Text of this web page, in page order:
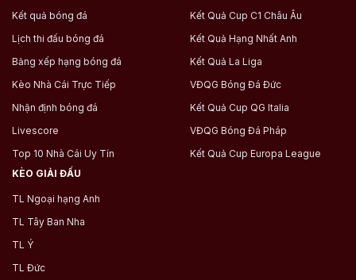
Kết quả bóng đá
Lịch thi đấu bóng đá
Bảng xếp hạng bóng đá
Kèo Nhà Cái Trực Tiếp
Nhận định bóng đá
Livescore
Top 10 Nhà Cái Uy Tín
Kết Quả Cup C1 Châu Âu
Kết Quả Hạng Nhất Anh
Kết Quả La Liga
VĐQG Bóng Đá Đức
Kết Quả Cup QG Italia
VĐQG Bóng Đá Pháp
Kết Quả Cup Europa League
KÈO GIẢI ĐẤU
TL Ngoại hạng Anh
TL Tây Ban Nha
TL Ý
TL Đức